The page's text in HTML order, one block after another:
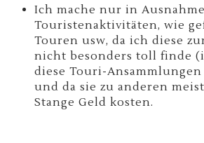
Ich mache nur in
Touristenaktivitäten, wie
Touren usw, da ich diese
nicht besonders toll finde
diese Touri-
und da sie zu anderen
Stange Geld kosten.